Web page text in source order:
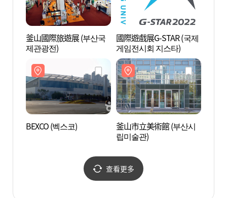
釜山國際旅遊展 (부산국
제관광전)
國際遊戲展G-STAR (국제
게임전시회 지스타)
BEXCO (벡스코)
釜山市立美術館 (부산시
립미술관)
查看更多